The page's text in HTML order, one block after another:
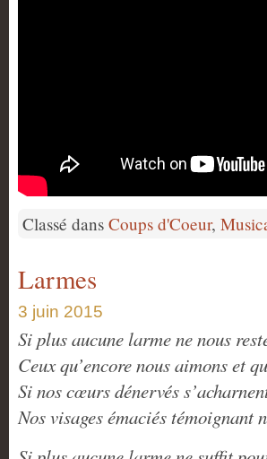
Classé dans Coups d'Coeur,
Larmes
3 juin 2015
Si plus aucune larme ne nous
Ceux qu’encore nous aimons et
Si nos cœurs dénervés
Nos visages émaciés témoignant